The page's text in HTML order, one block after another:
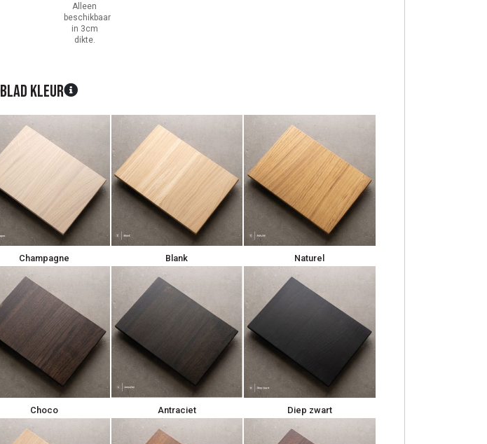
Alleen
beschikbaar
in 3cm
dikte.
Blad kleur
Champagne Blank Naturel
Choco Antraciet Diep zwart